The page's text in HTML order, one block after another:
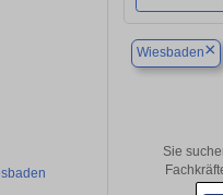
Wiesbaden×
Sie